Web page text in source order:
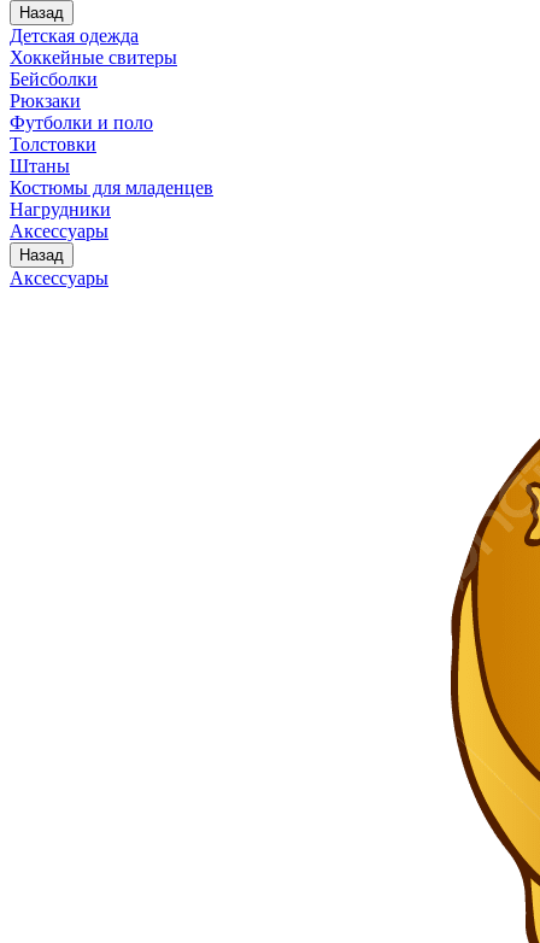
Назад
Детская одежда
Хоккейные свитеры
Бейсболки
Рюкзаки
Футболки и поло
Толстовки
Штаны
Костюмы для младенцев
Нагрудники
Аксессуары
Назад
Аксессуары